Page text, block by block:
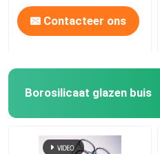
Contacteer ons
Borosilicaat glazen buis